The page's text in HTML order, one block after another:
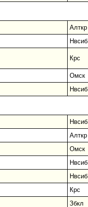
Алткр
Нвсиб
Крс
Омск
Нвсиб
Нвсиб
Алткр
Омск
Нвсиб
Нвсиб
Крс
Збкл